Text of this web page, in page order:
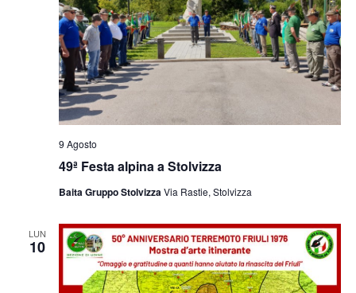
49ª Festa alpina a Stolvizza
9 Agosto
Baita Gruppo StolvizzaVia Rastie, Stolvizza
LUN
10